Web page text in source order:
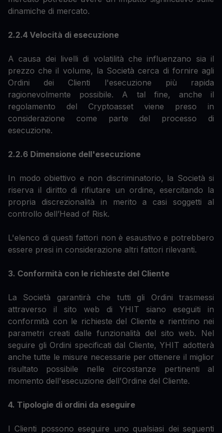
dinamiche di mercato.
2.2.4 Velocità di esecuzione
A causa dei livelli di volatilità che influenzano sia il
prezzo che il volume, la Società cerca di fornire agli
Ordini dei Clienti l'esecuzione più rapida
ragionevolmente possibile. A tal fine, anche il
regolamento del Cryptoasset viene preso in
considerazione come parte del processo di
esecuzione.
2.2.6 Dimensione dell'esecuzione
In modo obiettivo e non discriminatorio, la Società si
riserva il diritto di rifiutare un ordine, esercitando la
propria discrezionalità in merito a casi soggetti al
controllo dell’Head of Risk.
L'elenco di questi fattori non è esaustivo e potrebbero
essere presi in considerazione altri fattori rilevanti.
3. Conformità con le richieste del Cliente
La Società garantirà che tutti gli Ordini trasmessi
attraverso il sito web di YHIT siano eseguiti in
conformità con le richieste del Cliente e rientrino nei
parametri creati dalle funzionalità del sito web. Nel
seguire gli Ordini specificati dal Cliente, YHIT adotterà
anche tutte le misure necessarie per ottenere il miglior
risultato possibile nelle circostanze pertinenti al
momento dell'esecuzione dell'Ordine del Cliente.
4. Tipologie di ordini da eseguire
I Clienti possono eseguire uno qualsiasi dei seguenti